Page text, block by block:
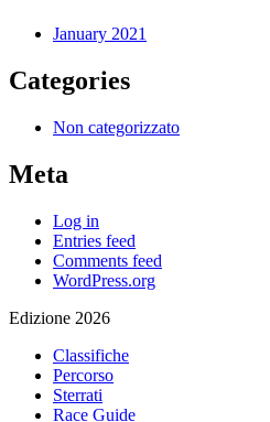
January 2021
Categories
Non categorizzato
Meta
Log in
Entries feed
Comments feed
WordPress.org
Edizione 2026
Classifiche
Percorso
Sterrati
Race Guide